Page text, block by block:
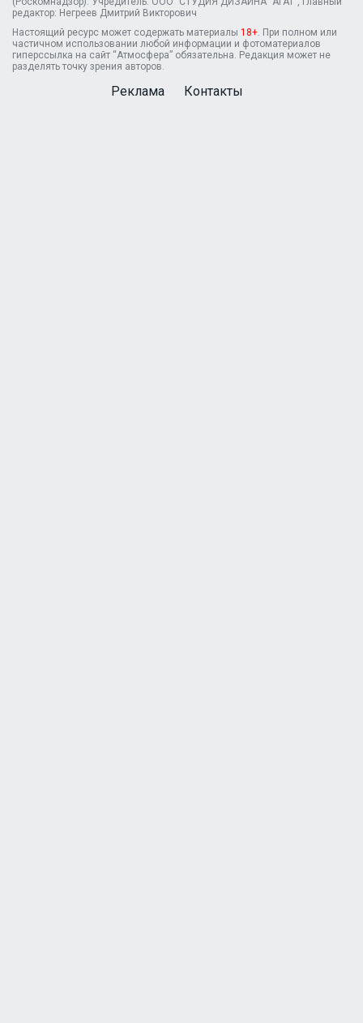
редактор: Негреев Дмитрий Викторович
Настоящий ресурс может содержать материалы 18+ . При полном или
частичном использовании любой информации и фотоматериалов
гиперссылка на сайт “Атмосфера” обязательна. Редакция может не
разделять точку зрения авторов.
Реклама Контакты